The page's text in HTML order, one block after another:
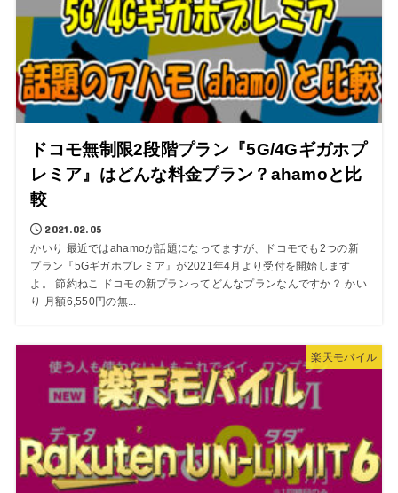
ドコモ無制限2段階プラン『5G/4Gギガホプ
レミア』はどんな料金プラン？ahamoと比
較
2021.02.05
かいり 最近ではahamoが話題になってますが、ドコモでも2つの新
プラン『5Gギガホプレミア』が2021年4月より受付を開始します
よ。 節約ねこ ドコモの新プランってどんなプランなんですか？ かい
り 月額6,550円の無...
楽天モバイル